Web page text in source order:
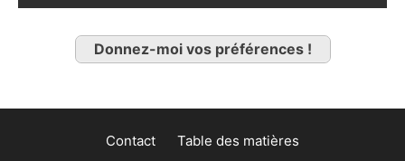
Donnez-moi vos préférences !
Contact Table des matières